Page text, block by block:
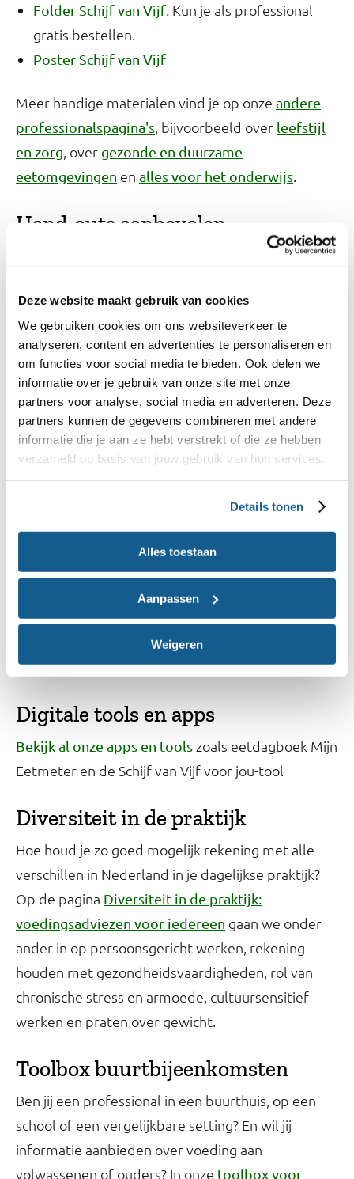
Deze website maakt gebruik van cookies
We gebruiken cookies om ons websiteverkeer te
analyseren, content en advertenties te personaliseren en
om functies voor social media te bieden. Ook delen we
informatie over je gebruik van onze site met onze
partners voor analyse, social media en adverteren. Deze
partners kunnen de gegevens combineren met andere
informatie die je aan ze hebt verstrekt of die ze hebben
verzameld op basis van jouw gebruik van hun services.
Details tonen
Alles toestaan
Aanpassen
Weigeren
Folder Schijf van Vijf. Kun je als professional
gratis bestellen.
Poster Schijf van Vijf
Meer handige materialen vind je op onze andere
professionalspagina's, bijvoorbeeld over leefstijl
en zorg, over gezonde en duurzame
eetomgevingen en alles voor het onderwijs.
Hand-outs aanbevolen
Aanbevolen hoeveelheden meiden en jongens
(pdf)
Aanbevolen hoeveelheden zwanger en
borstvoeding (pdf)
Video's
Wat is de Schijf van Vijf en wat kun je ermee?
helpen bij gezonder eten. Wijs ook
op de filters (verfijn), zoals 'caloriearm' of 'met
minder zout'. We hebben ook de
Koken.
Digitale tools en apps
Bekijk al onze apps en tools zoals eetdagboek Mijn
Eetmeter en de Schijf van Vijf voor jou-tool
Diversiteit in de praktijk
Hoe houd je zo goed mogelijk rekening met alle
verschillen in Nederland in je dagelijkse praktijk?
Op de pagina Diversiteit in de praktijk:
voedingsadviezen voor iedereen gaan we onder
ander in op persoonsgericht werken, rekening
houden met gezondheidsvaardigheden, rol van
chronische stress en armoede, cultuursensitief
werken en praten over gewicht.
Toolbox buurtbijeenkomsten
Ben jij een professional in een buurthuis, op een
school of een vergelijkbare setting? En wil jij
informatie aanbieden over voeding aan
volwassenen of ouders? In onze toolbox voor